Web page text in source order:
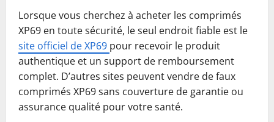
Lorsque vous cherchez à acheter les comprimés
XP69 en toute sécurité, le seul endroit fiable est le
site officiel de XP69 pour recevoir le produit
authentique et un support de remboursement
complet. D’autres sites peuvent vendre de faux
comprimés XP69 sans couverture de garantie ou
assurance qualité pour votre santé.